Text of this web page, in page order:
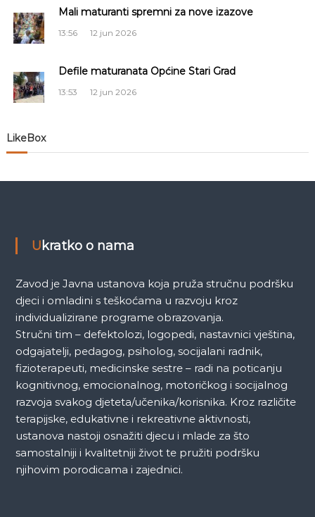
a
n
a
a
Mali maturanti spremni za nove izazove
13:56 12 jun 2026
Defile maturanata Općine Stari Grad
13:53 12 jun 2026
LikeBox
Ukratko o nama
Zavod je Javna ustanova koja pruža stručnu podršku
djeci i omladini s teškoćama u razvoju kroz
individualizirane programe obrazovanja.
Stručni tim – defektolozi, logopedi, nastavnici vještina,
odgajatelji, pedagog, psiholog, socijalani radnik,
fizioterapeuti, medicinske sestre – radi na poticanju
kognitivnog, emocionalnog, motoričkog i socijalnog
razvoja svakog djeteta/učenika/korisnika. Kroz različite
terapijske, edukativne i rekreativne aktivnosti,
ustanova nastoji osnažiti djecu i mlade za što
samostalniji i kvalitetniji život te pružiti podršku
njihovim porodicama i zajednici.